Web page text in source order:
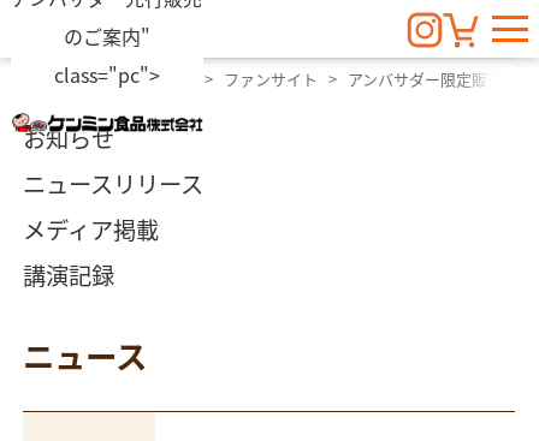
のご案内"
class="pc">
ビーフンのケンミン食品 ファンサイト アンバサダー限定販売
お知らせ
ニュースリリース
メディア掲載
講演記録
ニュース